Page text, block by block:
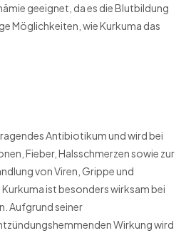
geeignet, da es die Blutbildung
Möglichkeiten, wie Kurkuma das
Antibiotikum und wird bei
Fieber, Halsschmerzen sowie zur
von Viren, Grippe und
ist besonders wirksam bei
Aufgrund seiner
Wirkung wird